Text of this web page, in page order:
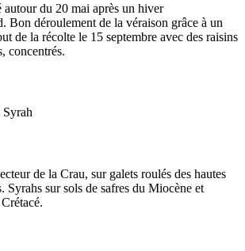
du 20 mai après un hiver
Bon déroulement de la véraison grâce à un
de la récolte le 15 septembre avec des raisins
concentrés.
de la Crau, sur galets roulés des hautes
Syrahs sur sols de safres du Miocène et